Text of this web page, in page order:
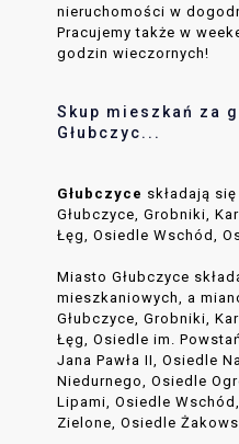
nieruchomości w
Pracujemy także w
godzin wieczornych!
Skup mieszkań za
Głubczyc...
Głubczyce składają
Głubczyce, Grobniki,
Łęg, Osiedle Wschód,
Miasto Głubczyce
mieszkaniowych, a
Głubczyce, Grobniki,
Łęg, Osiedle im.
Jana Pawła II, Osiedle
Niedurnego, Osiedle
Lipami, Osiedle
Zielone, Osiedle